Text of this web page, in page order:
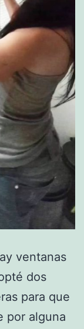
ventanas
dos
para que
por alguna